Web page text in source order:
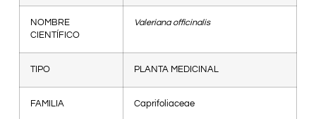
NOMBRE
CIENTÍFICO
Valeriana officinalis
TIPO PLANTA MEDICINAL
FAMILIA Caprifoliaceae